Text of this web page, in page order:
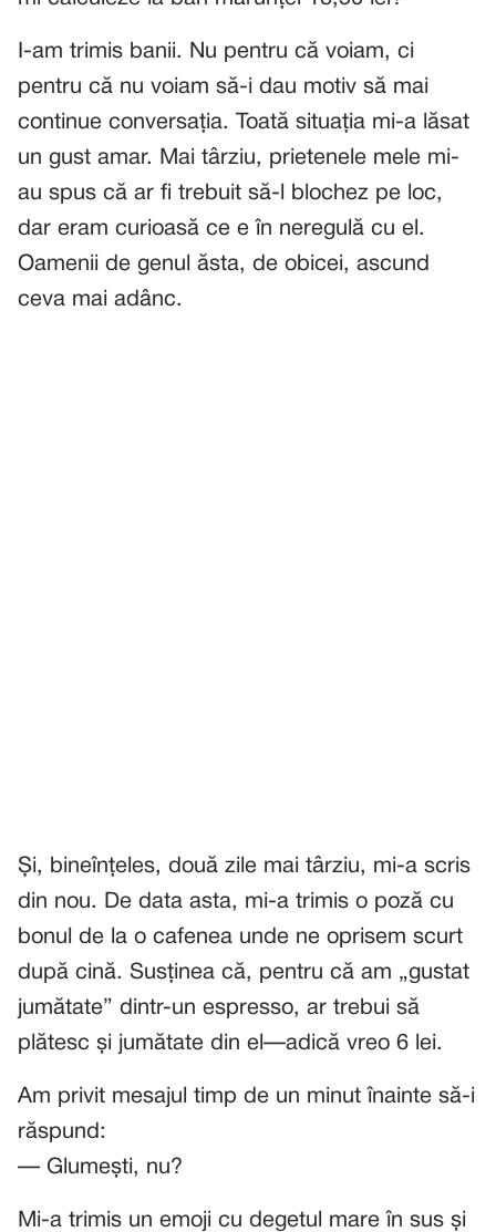
I-am trimis banii. Nu pentru că voiam, ci
pentru că nu voiam să-i dau motiv să mai
continue conversația. Toată situația mi-a lăsat
un gust amar. Mai târziu, prietenele mele mi-
au spus că ar fi trebuit să-l blochez pe loc,
dar eram curioasă ce e în neregulă cu el.
Oamenii de genul ăsta, de obicei, ascund
ceva mai adânc.
Și, bineînțeles, două zile mai târziu, mi-a scris
din nou. De data asta, mi-a trimis o poză cu
bonul de la o cafenea unde ne oprisem scurt
după cină. Susținea că, pentru că am „gustat
jumătate” dintr-un espresso, ar trebui să
plătesc și jumătate din el—adică vreo 6 lei.
Am privit mesajul timp de un minut înainte să-i
răspund:
— Glumești, nu?
Mi-a trimis un emoji cu degetul mare în sus și